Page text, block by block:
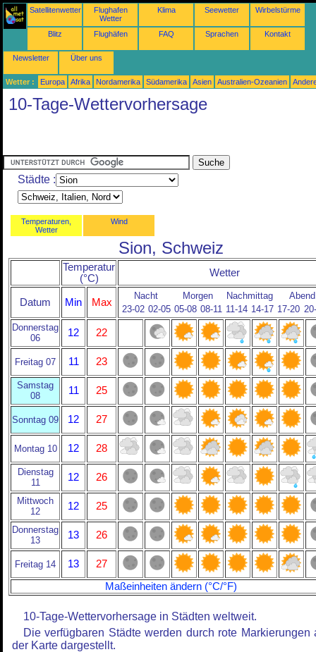
Satellitenwetter
Flughafen
Wetter
Klima Seewetter Wirbelstürme
Blitz Flughäfen FAQ Sprachen Kontakt
Newsletter Über uns
Wetter : Europa Afrika Nordamerika Südamerika Asien Australien-Ozeanien
10-Tage-Wettervorhersage
Städte :
Temperaturen,
Wetter
Wind
Sion, Schweiz
Temperatur
(°C)
Wetter
Datum Min Max
Nacht Morgen Nachmittag
Abend
23-02 02-05 05-08 08-11 11-14 14-17 17-20
Donnerstag
06
12 22
Freitag 07 11 23
Samstag
08
11 25
Sonntag 09 12 27
Montag 10 12 28
Dienstag
11
12 26
Mittwoch
12
12 25
Donnerstag
13
13 26
Freitag 14 13
27
Maßeinheiten ändern (°C/°F)
10-Tage-Wettervorhersage in Städten weltweit.
Die verfügbaren Städte werden durch rote Markierungen
der Karte dargestellt.